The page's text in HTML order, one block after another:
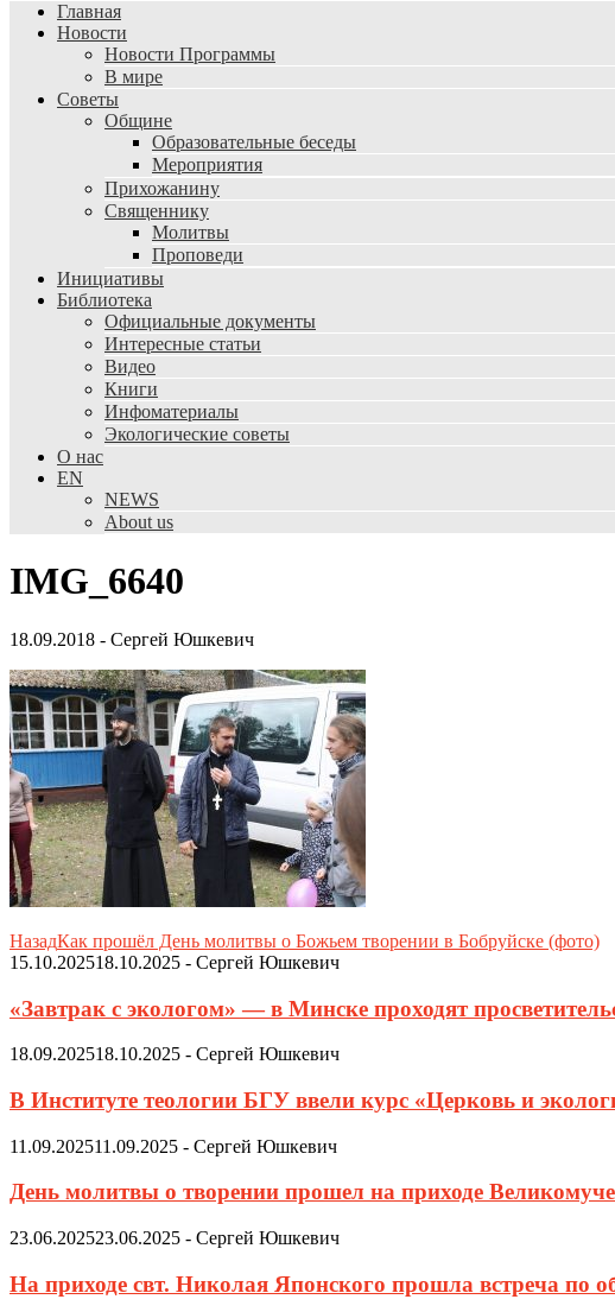
Главная
Новости
Новости Программы
В мире
Советы
Общине
Образовательные беседы
Мероприятия
Прихожанину
Священнику
Молитвы
Проповеди
Инициативы
Библиотека
Официальные документы
Интересные статьи
Видео
Книги
Инфоматериалы
Экологические советы
О нас
EN
NEWS
About us
IMG_6640
18.09.2018 - Сергей Юшкевич
НазадКак прошёл День молитвы о Божьем творении в Бобруйске (фото)
15.10.202518.10.2025 - Сергей Юшкевич
«Завтрак с экологом» — в Минске проходят
18.09.202518.10.2025 - Сергей Юшкевич
В Институте теологии БГУ ввели курс «Церковь и
11.09.202511.09.2025 - Сергей Юшкевич
День молитвы о творении прошел на приходе
23.06.202523.06.2025 - Сергей Юшкевич
На приходе свт. Николая Японского прошла встреча по